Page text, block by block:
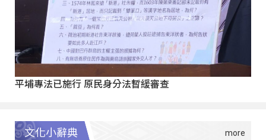
平埔專法已施行 原民身分法暫緩審查
文化小辭典